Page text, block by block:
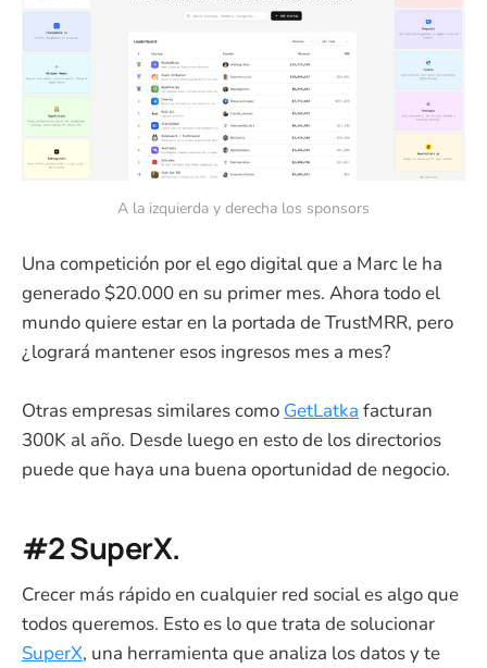
A la izquierda y derecha los sponsors
Una competición por el ego digital que a Marc le ha
generado $20.000 en su primer mes. Ahora todo el
mundo quiere estar en la portada de TrustMRR, pero
¿logrará mantener esos ingresos mes a mes?
Otras empresas similares como GetLatka facturan
300K al año. Desde luego en esto de los directorios
puede que haya una buena oportunidad de negocio.
#2 SuperX.
Crecer más rápido en cualquier red social es algo que
todos queremos. Esto es lo que trata de solucionar
SuperX, una herramienta que analiza los datos y te